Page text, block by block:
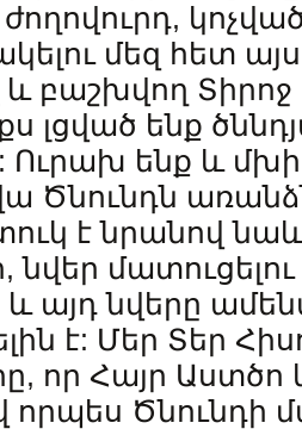
մեզ հետ
բաշխվող Տիրոջ
լցված ենք
Ուրախ ենք և
Ծնունդն
է նրանով նաև,
նվեր
և այդ նվերը
է: Մեր Տեր
որ Հայր Աստծո
որպես Ծնունդի